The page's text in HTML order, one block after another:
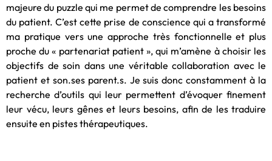
majeure du puzzle qui me permet de comprendre les besoins
du patient. C’est cette prise de conscience qui a transformé
ma pratique vers une approche très fonctionnelle et plus
proche du « partenariat patient », qui m’amène à choisir les
objectifs de soin dans une véritable collaboration avec le
patient et son.ses parent.s. Je suis donc constamment à la
recherche d’outils qui leur permettent d’évoquer finement
leur vécu, leurs gênes et leurs besoins, afin de les traduire
ensuite en pistes thérapeutiques.